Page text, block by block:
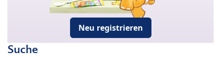
Neu registrieren
Suche